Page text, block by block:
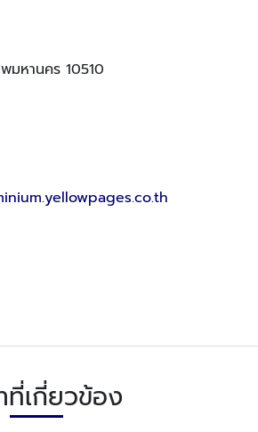
มหานคร 10510
ที่เกี่ยวข้อง